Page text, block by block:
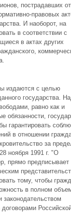
пострадавших от
правовых
И наоборот, на
в соответствии с
в актах других
издаются с целью
государства.
равно как и
обязанности,
гарантировать
в отношении
за
ноября 1991 г. "О
прямо
тому, чтобы
в полном